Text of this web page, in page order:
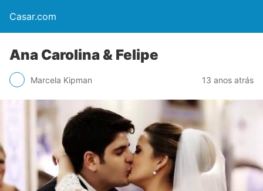
Casar.com
Ana Carolina & Felipe
Marcela Kipman 13 anos atrás